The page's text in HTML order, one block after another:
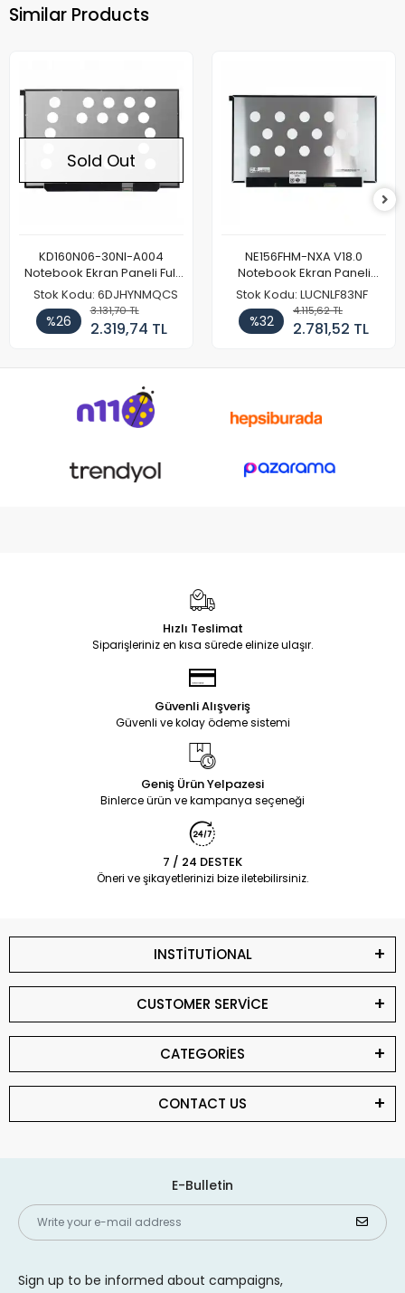
Similar Products
Sold Out
KD160N06-30NI-A004
Notebook Ekran Paneli Full
HD
Stok Kodu: 6DJHYNMQCS
%26
3.131,70 TL
2.319,74 TL
NE156FHM-NXA V18.0
Notebook Ekran Paneli
144Hz
Stok Kodu: LUCNLF83NF
%32
4.115,62 TL
2.781,52 TL
Hızlı Teslimat
Siparişleriniz en kısa sürede elinize ulaşır.
Güvenli Alışveriş
Güvenli ve kolay ödeme sistemi
Geniş Ürün Yelpazesi
Binlerce ürün ve kampanya seçeneği
7 / 24 DESTEK
Öneri ve şikayetlerinizi bize iletebilirsiniz.
INSTİTUTİONAL
CUSTOMER SERVİCE
CATEGORİES
CONTACT US
E-Bulletin
Sign up to be informed about campaigns,